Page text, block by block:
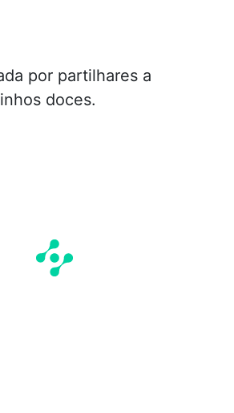
por partilhares a
doces.